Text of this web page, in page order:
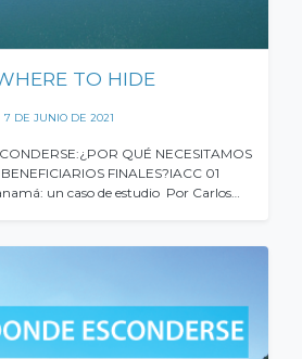
TO HIDE
7 DE JUNIO DE 2021
QUÉ NECESITAMOS
FINALES?IACC 01
un caso de estudio Por Carlos…